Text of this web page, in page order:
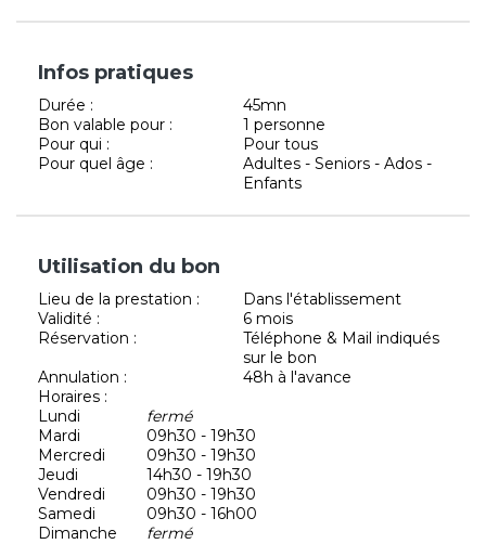
Infos pratiques
Durée :
45mn
Bon valable pour :
1 personne
Pour qui :
Pour tous
Pour quel âge :
Adultes - Seniors - Ados -
Enfants
Utilisation du bon
Lieu de la prestation :
Dans l'établissement
Validité :
6 mois
Réservation :
Téléphone & Mail indiqués
sur le bon
Annulation :
48h à l'avance
Horaires :
Lundi
fermé
Mardi
09h30 - 19h30
Mercredi
09h30 - 19h30
Jeudi
14h30 - 19h30
Vendredi
09h30 - 19h30
Samedi
09h30 - 16h00
Dimanche
fermé